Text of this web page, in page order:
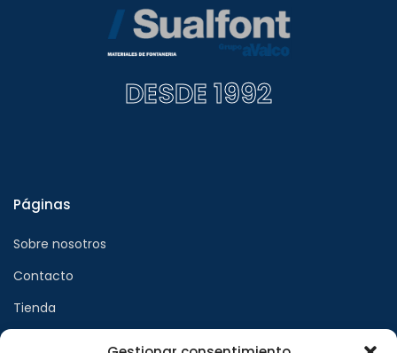
DESDE 1992
Páginas
Sobre nosotros
Contacto
Tienda